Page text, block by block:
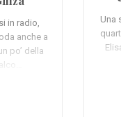
in radio,
anche a
po’ della
Una